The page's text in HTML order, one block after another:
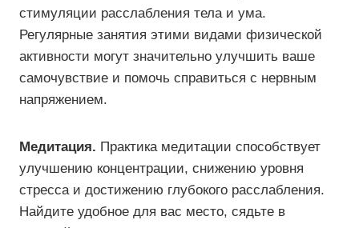
стимуляции расслабления тела и ума.
Регулярные занятия этими видами физической
активности могут значительно улучшить ваше
самочувствие и помочь справиться с нервным
напряжением.
Медитация. Практика медитации способствует
улучшению концентрации, снижению уровня
стресса и достижению глубокого расслабления.
Найдите удобное для вас место, сядьте в